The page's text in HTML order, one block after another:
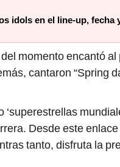
idols en el line-up, fecha
momento encantó
cantaron “Spring
Desde este enlace
tanto, disfruta la